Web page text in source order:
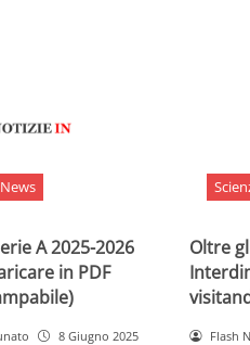
A 2025-2026
in PDF
8 Giugno 2025
Oltre
Flash